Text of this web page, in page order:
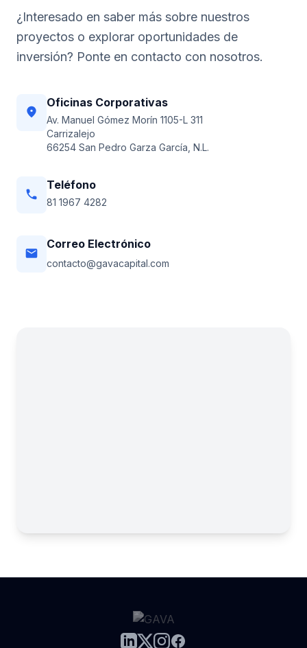
¿Interesado en saber más sobre nuestros
proyectos o explorar oportunidades de
inversión? Ponte en contacto con nosotros.
location_on
Oficinas Corporativas
Av. Manuel Gómez Morín 1105-L 311
Carrizalejo
66254 San Pedro Garza García, N.L.
phone
Teléfono
81 1967 4282
email
Correo Electrónico
contacto@gavacapital.com